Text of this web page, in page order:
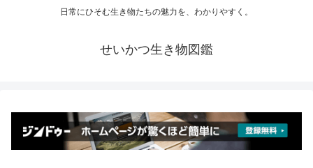
日常にひそむ生き物たちの魅力を、わかりやすく。
せいかつ生き物図鑑